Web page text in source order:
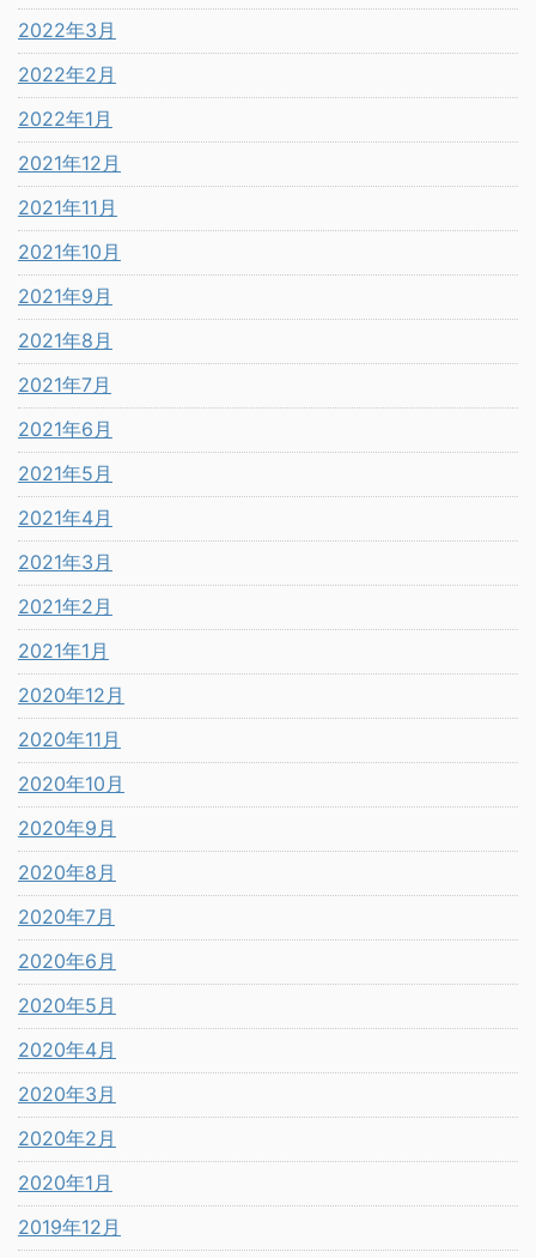
2022年3月
2022年2月
2022年1月
2021年12月
2021年11月
2021年10月
2021年9月
2021年8月
2021年7月
2021年6月
2021年5月
2021年4月
2021年3月
2021年2月
2021年1月
2020年12月
2020年11月
2020年10月
2020年9月
2020年8月
2020年7月
2020年6月
2020年5月
2020年4月
2020年3月
2020年2月
2020年1月
2019年12月